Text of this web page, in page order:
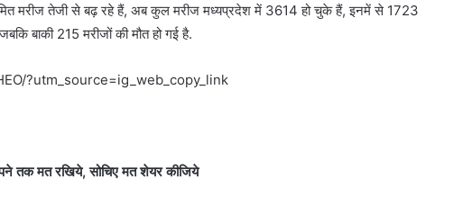
मरीज तेजी से बढ़ रहे हैं, अब कुल मरीज मध्यप्रदेश में 3614 हो चुके हैं, इनमें से 1723
बाकी 215 मरीजों की मौत हो गई है.
?utm_source=ig_web_copy_link
तक मत रखिये, सोचिए मत शेयर कीजिये